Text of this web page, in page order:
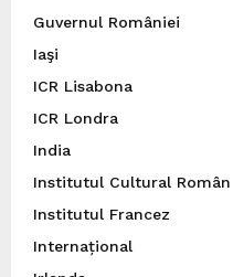
Guvernul României
Iaşi
ICR Lisabona
ICR Londra
India
Institutul Cultural Român
Institutul Francez
Internațional